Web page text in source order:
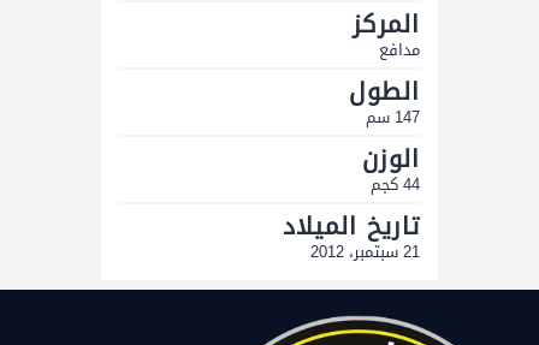
المركز
مدافع
الطول
147 سم
الوزن
44 كجم
تاريخ الميلاد
21 سبتمبر، 2012